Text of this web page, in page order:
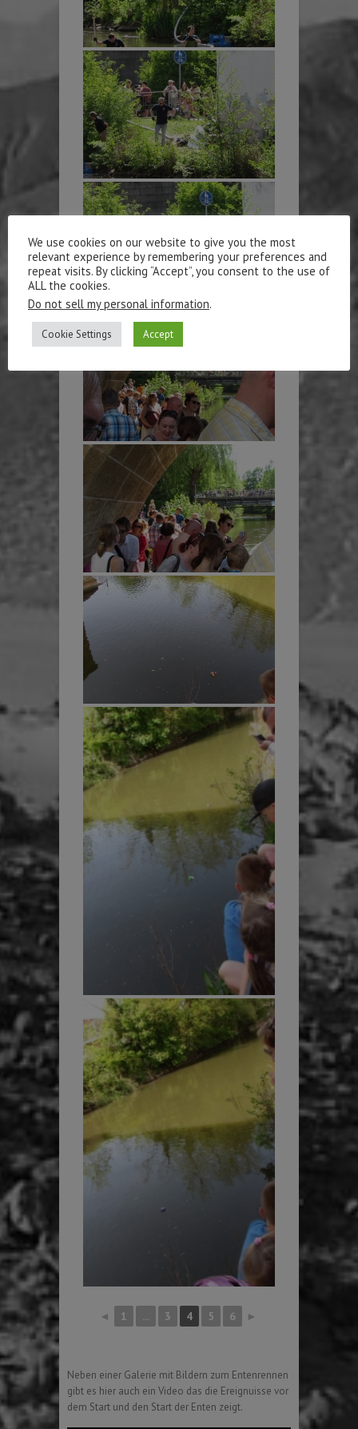
◄ 1 ... 3 4 5 6 ►
Neben einer Galerie mit Bildern zum Entenrennen
gibt es hier auch ein Video das die Ereignuisse vor
dem Start und den Start der Enten zeigt.
We use cookies on our website to give you the most
relevant experience by remembering your preferences and
repeat visits. By clicking “Accept”, you consent to the use of
ALL the cookies.
Do not sell my personal information.
Cookie Settings Accept